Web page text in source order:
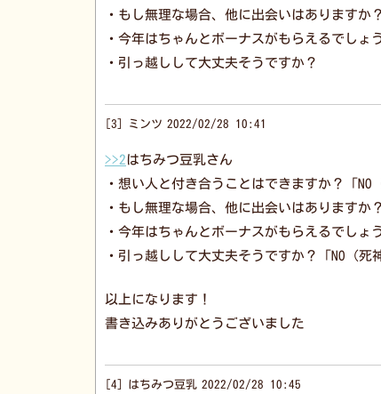
・もし無理な場合、他に出会いはありますか？
・今年はちゃんとボーナスがもらえるでしょ
・引っ越しして大丈夫そうですか？
3 ミンツ 2022/02/28 10:41
>>2はちみつ豆乳さん
・想い人と付き合うことはできますか？「NO
・もし無理な場合、他に出会いはありますか？
・今年はちゃんとボーナスがもらえるでしょ
・引っ越しして大丈夫そうですか？「NO（死
以上になります！
書き込みありがとうございました
4 はちみつ豆乳 2022/02/28 10:45